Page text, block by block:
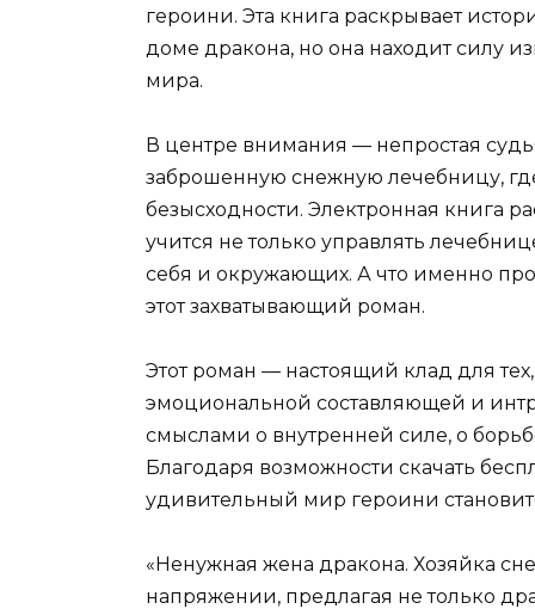
героини. Эта книга раскрывает
доме дракона, но она находит силу
мира.
В центре внимания — непростая
заброшенную снежную лечебницу,
безысходности. Электронная книга
учится не только управлять
себя и окружающих. А что именно
этот захватывающий роман.
Этот роман — настоящий клад для
эмоциональной составляющей и
смыслами о внутренней силе, о
Благодаря возможности скачать
удивительный мир героини
«Ненужная жена дракона. Хозяйка
напряжении, предлагая не только